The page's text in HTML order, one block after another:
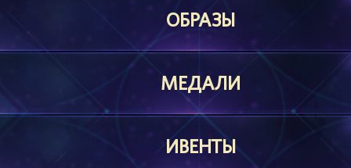
ОБРАЗЫ
МЕДАЛИ
ИВЕНТЫ